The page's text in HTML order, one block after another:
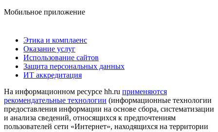
Мобильное приложение
Этика и комплаенс
Оказание услуг
Использование сайтов
Защита персональных данных
ИТ аккредитация
На информационном ресурсе hh.ru применяются
рекомендательные технологии (информационные технологии
предоставления информации на основе сбора, систематизации
и анализа сведений, относящихся к предпочтениям
пользователей сети «Интернет», находящихся на территории